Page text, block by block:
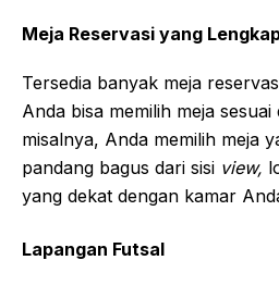
Meja Reservasi yang
Tersedia banyak meja
Anda bisa memilih meja
misalnya, Anda memilih meja
pandang bagus dari sisi view,
yang dekat dengan kamar
Lapangan Futsal